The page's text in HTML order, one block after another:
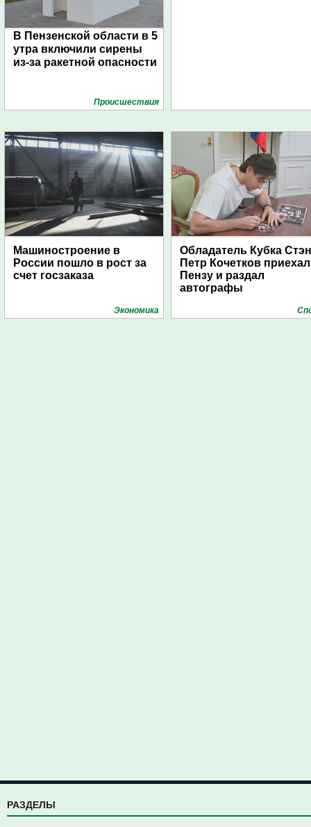
В Пензенской области в 5
утра включили сирены
из-за ракетной опасности
Проиcшествия
Машиностроение в
России пошло в рост за
счет госзаказа
Экономика
Обладатель Кубка
Петр Кочетков
Пензу и раздал
автографы
РАЗДЕЛЫ